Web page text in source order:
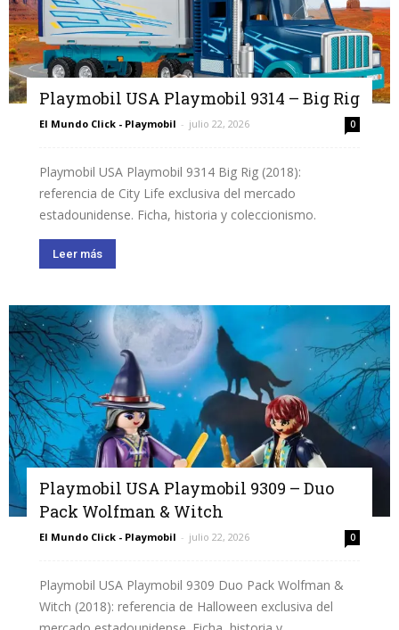
Playmobil USA Playmobil 9314 – Big Rig
El Mundo Click - Playmobil - julio 22, 2026 0
Playmobil USA Playmobil 9314 Big Rig (2018):
referencia de City Life exclusiva del mercado
estadounidense. Ficha, historia y coleccionismo.
Leer más
Playmobil USA Playmobil 9309 – Duo
Pack Wolfman & Witch
El Mundo Click - Playmobil - julio 22, 2026 0
Playmobil USA Playmobil 9309 Duo Pack Wolfman &
Witch (2018): referencia de Halloween exclusiva del